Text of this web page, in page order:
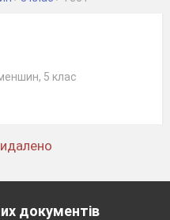
5 клас
документів